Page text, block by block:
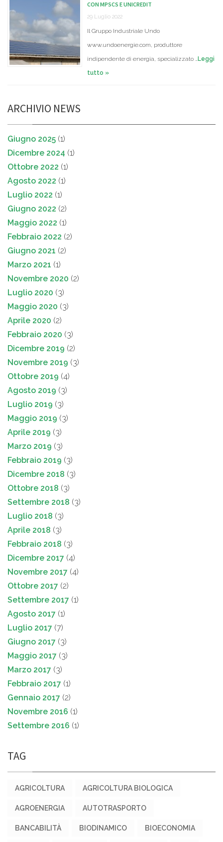
CON MPSCS E UNICREDIT
29 Luglio 2022
Il Gruppo Industriale Undo
www.undoenergie.com, produttore
indipendente di energia, specializzato …Leggi
tutto »
ARCHIVIO NEWS
Giugno 2025 (1)
Dicembre 2024 (1)
Ottobre 2022 (1)
Agosto 2022 (1)
Luglio 2022 (1)
Giugno 2022 (2)
Maggio 2022 (1)
Febbraio 2022 (2)
Giugno 2021 (2)
Marzo 2021 (1)
Novembre 2020 (2)
Luglio 2020 (3)
Maggio 2020 (3)
Aprile 2020 (2)
Febbraio 2020 (3)
Dicembre 2019 (2)
Novembre 2019 (3)
Ottobre 2019 (4)
Agosto 2019 (3)
Luglio 2019 (3)
Maggio 2019 (3)
Aprile 2019 (3)
Marzo 2019 (3)
Febbraio 2019 (3)
Dicembre 2018 (3)
Ottobre 2018 (3)
Settembre 2018 (3)
Luglio 2018 (3)
Aprile 2018 (3)
Febbraio 2018 (3)
Dicembre 2017 (4)
Novembre 2017 (4)
Ottobre 2017 (2)
Settembre 2017 (1)
Agosto 2017 (1)
Luglio 2017 (7)
Giugno 2017 (3)
Maggio 2017 (3)
Marzo 2017 (3)
Febbraio 2017 (1)
Gennaio 2017 (2)
Novembre 2016 (1)
Settembre 2016 (1)
TAG
AGRICOLTURA AGRICOLTURA BIOLOGICA
AGROENERGIA AUTOTRASPORTO
BANCABILITÀ BIODINAMICO BIOECONOMIA